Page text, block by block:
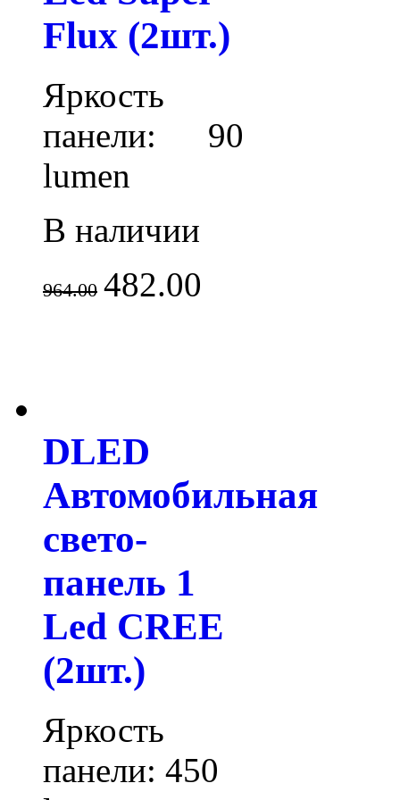
Flux (2шт.)
Яркость
панели: 90
lumen
В наличии
964.00 482.00
DLED
Автомобильная
свето-
панель 1
Led CREE
(2шт.)
Яркость
панели: 450